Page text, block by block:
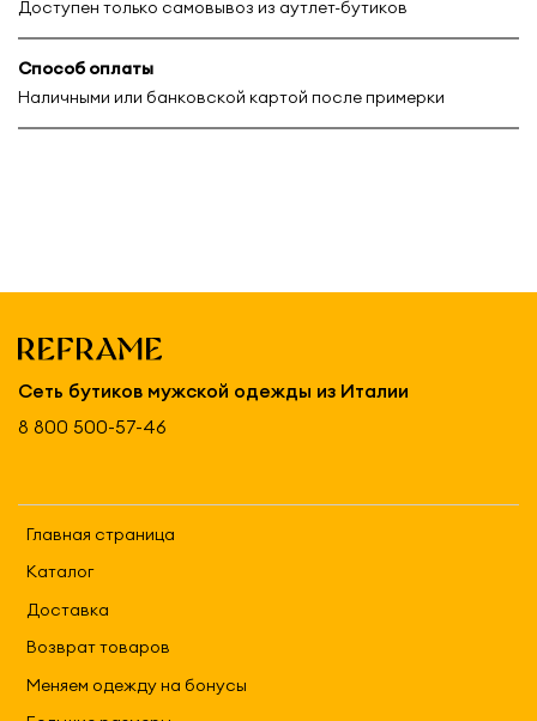
Доступен только самовывоз из аутлет-бутиков
Способ оплаты
Наличными или банковской картой после примерки
Главная страница
Каталог
Доставка
Возврат товаров
Меняем одежду на бонусы
Сеть бутиков мужской одежды из Италии
8 800 500-57-46